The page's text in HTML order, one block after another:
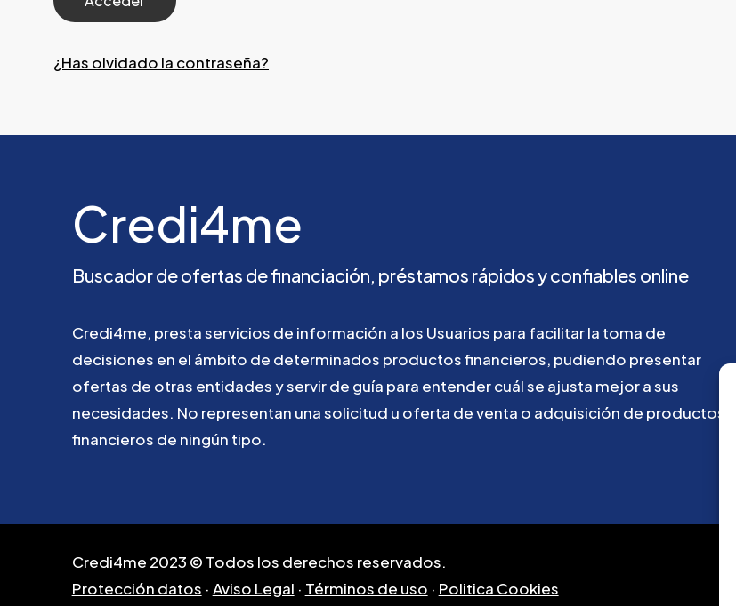
¿Has olvidado la contraseña?
Credi4me
Buscadordeofertas definanciación, préstamos rápidosyconfiables online
Credi4me, prestaservicios de información a los Usuarios para facilitarla toma de
decisiones en el ámbito de determinados productosfinancieros, pudiendo presentar
ofertas de otras entidadesyservirde guía para entendercuálse ajusta mejorasus
necesidades. No representan unasolicitud u oferta deventa o adquisición de productos
financieros de ningún tipo.
Credi4me 2023 © Todos los derechos reservados.
Protección datos · Aviso Legal · Términos de uso · Politica Cookies